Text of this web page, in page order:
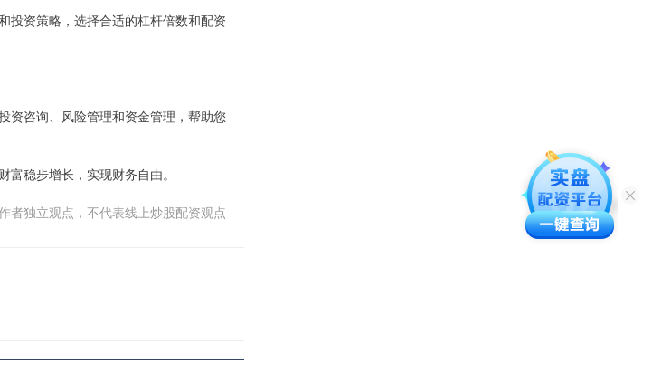
投资策略，选择合适的杠杆倍数和配资
资咨询、风险管理和资金管理，帮助您
稳步增长，实现财务自由。
者独立观点，不代表线上炒股配资观点